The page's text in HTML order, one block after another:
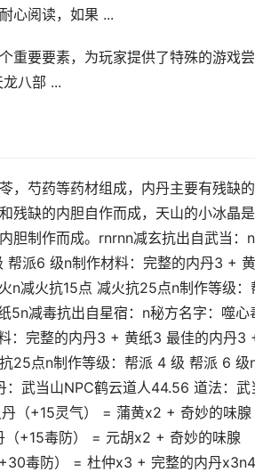
心阅读，如果 ...
重要要素，为玩家提供了特殊的游戏尝
八部 ...
，芍药等药材组成，内丹主要有残缺
残缺的内胆自作而成，天山的小冰晶
胆制作而成。rnrnn减玄抗出自武当：
帮派6 级n制作材料：完整的内丹3 + 黄
n减火抗15点 减火抗25点n制作等级：
减毒抗出自星宿：n秘方名字：噬心
：完整的内丹3 + 黄纸3 最佳的内丹3
25点n制作等级：帮派 4 级 帮派 6 级
武当山NPC鹤云道人44.56 道法：武
（+15灵气） = 蒲黄x2 + 奇妙的味腺
+15毒防） = 元胡x2 + 奇妙的味腺
毒防） = 杜仲x3 + 完整的内丹x3n4